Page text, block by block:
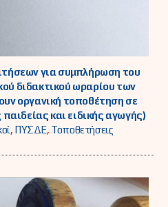
για συμπλήρωση του
διδακτικού ωραρίου των
οργανική τοποθέτηση σε
και ειδικής αγωγής)
, ΠΥΣΔΕ, Τοποθετήσεις